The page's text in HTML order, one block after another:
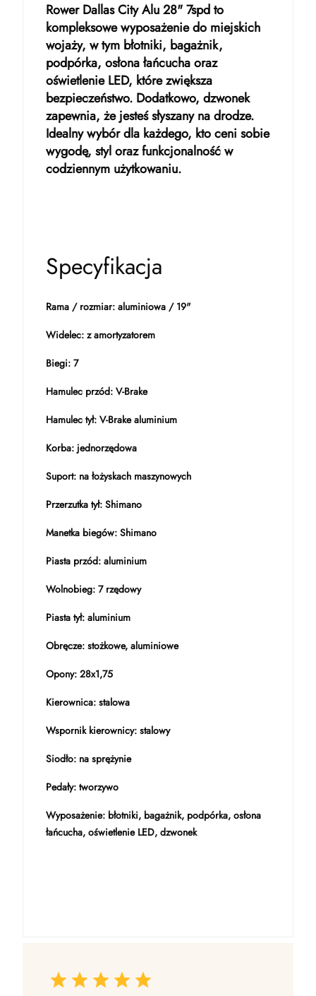
Rower Dallas City Alu 28" 7spd to
kompleksowe wyposażenie do miejskich
wojaży, w tym błotniki, bagażnik,
podpórka, osłona łańcucha oraz
oświetlenie LED, które zwiększa
bezpieczeństwo. Dodatkowo, dzwonek
zapewnia, że jesteś słyszany na drodze.
Idealny wybór dla każdego, kto ceni sobie
wygodę, styl oraz funkcjonalność w
codziennym użytkowaniu.
Specyfikacja
Rama / rozmiar: aluminiowa / 19"
Widelec: z amortyzatorem
Biegi: 7
Hamulec przód: V-Brake
Hamulec tył: V-Brake aluminium
Korba: jednorzędowa
Suport: na łożyskach maszynowych
Przerzutka tył: Shimano
Manetka biegów: Shimano
Piasta przód: aluminium
Wolnobieg: 7 rzędowy
Piasta tył: aluminium
Obręcze: stożkowe, aluminiowe
Opony: 28x1,75
Kierownica: stalowa
Wspornik kierownicy: stalowy
Siodło: na sprężynie
Pedały: tworzywo
Wyposażenie: błotniki, bagażnik, podpórka, osłona
łańcucha, oświetlenie LED, dzwonek